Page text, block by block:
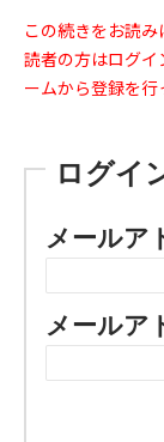
この続きをお読
読者の方はログ
ームから登録を行
ログイ
メールア
メールア